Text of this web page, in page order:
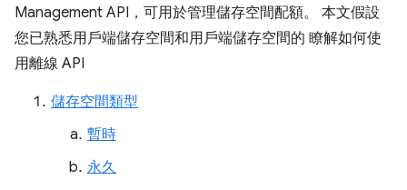
Management API，可用於管理儲存空間配額。 本文假設
您已熟悉用戶端儲存空間和用戶端儲存空間的 瞭解如何使
用離線 API
儲存空間類型
暫時
永久